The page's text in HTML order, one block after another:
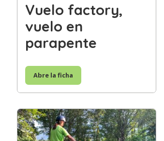
Vuelo factory,
vuelo en
parapente
Abre la ficha